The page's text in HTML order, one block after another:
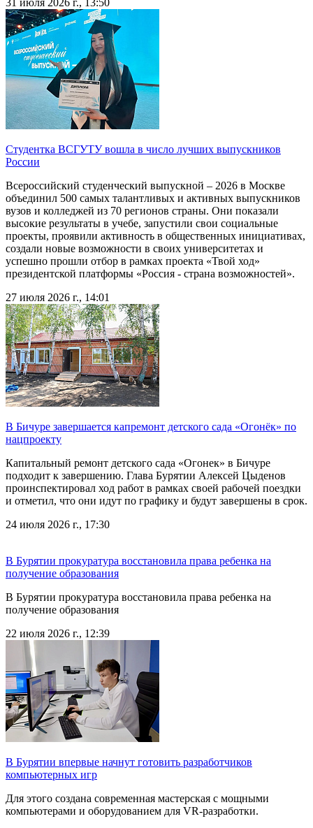
31 июля 2026 г., 13:50
Студентка ВСГУТУ вошла в число лучших выпускников
России
Всероссийский студенческий выпускной – 2026 в Москве
объединил 500 самых талантливых и активных выпускников
вузов и колледжей из 70 регионов страны. Они показали
высокие результаты в учебе, запустили свои социальные
проекты, проявили активность в общественных инициативах,
создали новые возможности в своих университетах и
успешно прошли отбор в рамках проекта «Твой ход»
президентской платформы «Россия - страна возможностей».
27 июля 2026 г., 14:01
В Бичуре завершается капремонт детского сада «Огонёк» по
нацпроекту
Капитальный ремонт детского сада «Огонек» в Бичуре
подходит к завершению. Глава Бурятии Алексей Цыденов
проинспектировал ход работ в рамках своей рабочей поездки
и отметил, что они идут по графику и будут завершены в срок.
24 июля 2026 г., 17:30
В Бурятии прокуратура восстановила права ребенка на
получение образования
В Бурятии прокуратура восстановила права ребенка на
получение образования
22 июля 2026 г., 12:39
В Бурятии впервые начнут готовить разработчиков
компьютерных игр
Для этого создана современная мастерская с мощными
компьютерами и оборудованием для VR-разработки.